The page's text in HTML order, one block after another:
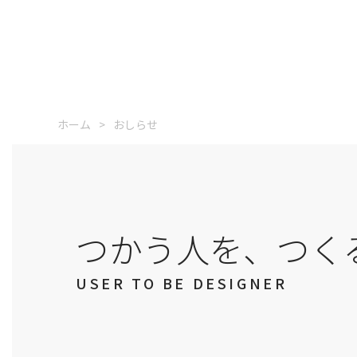
ホーム おしらせ
つかう人を、つく
USER TO BE DESIGNER